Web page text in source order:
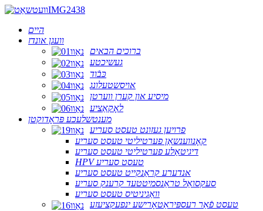
היים
וועגן אונדז
ברוכים הבאים
געשיכטע
כּבֿוד
אויסשטעלונג
מיסיע און קערן ווערטן
לאָקאַציע
מענטשלעכע פּראָדוקטן
פרויען געזונט טעסט סעריע
קאָנווענשאַן פערטיליטי טעסט סעריע
דיגיטאַלע פערטיליטי טעסט סעריע
HPV טעסט סעריע
אנדערע קראַנקייט טעסט סעריע
סעקסואַל טראַנסמיטטעד קרענק סעריע
וואַגיניטיס טעסט סעריע
טעסט פֿאַר רעספּיראַטאָרישע ינפעקציעזע